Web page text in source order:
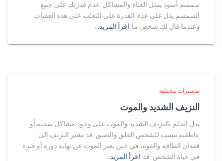
سمسم أسود يمثل العناء والمشاكل. عدم قدرتك على جمع
السمسم يدل على عدم القدرة على التغلب على هذه العقبات.
وعندما قال لك شخص ما اقرأ المزيد…
تفسيرات مختلفة
النزيف الشديد والموت
يدل الحلم بالنزيف الشديد والموت على وجود مشاكل صحية أو
عاطفية تسبب للشخص القلق والضيق. قد يشير النزيف إلى
فقدان الطاقة والقوة، في حين يعبر الموت عن نهاية دورة أو فترة
في حياة الشخص. قد اقرأ المزيد…